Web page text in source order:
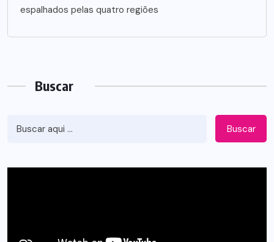
espalhados pelas quatro regiões
Buscar
Buscar